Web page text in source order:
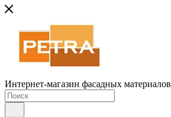
Интернет-магазин фасадных материалов